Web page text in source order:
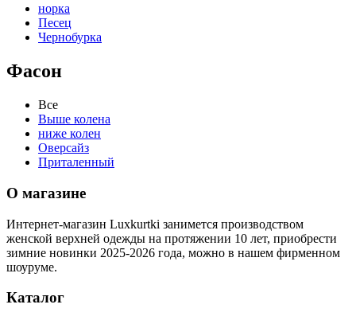
норка
Песец
Чернобурка
Фасон
Все
Выше колена
ниже колен
Оверсайз
Приталенный
О магазине
Интернет-магазин Luxkurtki занимется производством
женской верхней одежды на протяжении 10 лет, приобрести
зимние новинки 2025-2026 года, можно в нашем фирменном
шоуруме.
Каталог